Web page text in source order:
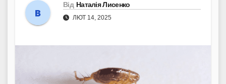
Від Наталія Лисенко
ЛЮТ 14, 2025